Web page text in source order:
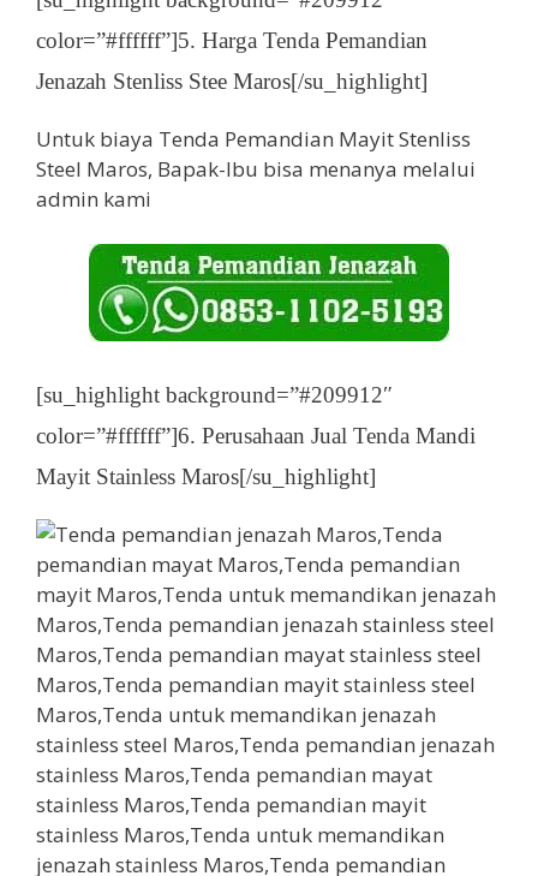
color=”#ffffff”]5. Harga Tenda Pemandian
Jenazah Stenliss Stee Maros[/su_highlight]
Untuk biaya Tenda Pemandian Mayit Stenliss
Steel Maros, Bapak-Ibu bisa menanya melalui
admin kami
[su_highlight background=”#209912″
color=”#ffffff”]6. Perusahaan Jual Tenda Mandi
Mayit Stainless Maros[/su_highlight]